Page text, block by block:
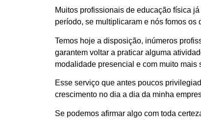
Muitos profissionais de educação física
período, se multiplicaram e nós fomos os
Temos hoje a disposição, inúmeros
garantem voltar a praticar alguma
modalidade presencial e com muito mais
Esse serviço que antes poucos
crescimento no dia a dia da minha
Se podemos afirmar algo com toda